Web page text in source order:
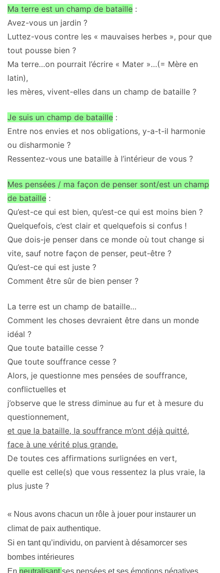
Ma terre est un champ de bataille :
Avez-vous un jardin ?
Luttez-vous contre les « mauvaises herbes », pour que
tout pousse bien ?
Ma terre…on pourrait l’écrire « Mater »…(= Mère en
latin),
les mères, vivent-elles dans un champ de bataille ?
Je suis un champ de bataille :
Entre nos envies et nos obligations, y-a-t-il harmonie
ou disharmonie ?
Ressentez-vous une bataille à l’intérieur de vous ?
Mes pensées / ma façon de penser sont/est un champ
de bataille :
Qu’est-ce qui est bien, qu’est-ce qui est moins bien ?
Quelquefois, c’est clair et quelquefois si confus !
Que dois-je penser dans ce monde où tout change si
vite, sauf notre façon de penser, peut-être ?
Qu’est-ce qui est juste ?
Comment être sûr de bien penser ?
La terre est un champ de bataille…
Comment les choses devraient être dans un monde
idéal ?
Que toute bataille cesse ?
Que toute souffrance cesse ?
Alors, je questionne mes pensées de souffrance,
conflictuelles et
j’observe que le stress diminue au fur et à mesure du
questionnement,
et que la bataille, la souffrance m’ont déjà quitté,
face à une vérité plus grande.
De toutes ces affirmations surlignées en vert,
quelle est celle(s) que vous ressentez la plus vraie, la
plus juste ?
« Nous avons chacun un rôle à jouer pour instaurer un
climat de paix authentique.
Si en tant qu’individu, on parvient à désamorcer ses
bombes intérieures
En neutralisantses pensées et ses émotions négatives